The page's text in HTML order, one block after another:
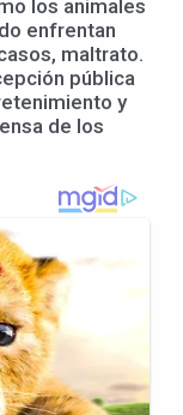
los animales
enfrentan
maltrato.
pública
y
de los